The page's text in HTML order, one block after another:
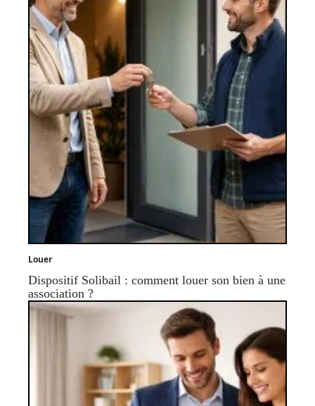
Louer
Dispositif Solibail : comment louer son bien à une
association ?